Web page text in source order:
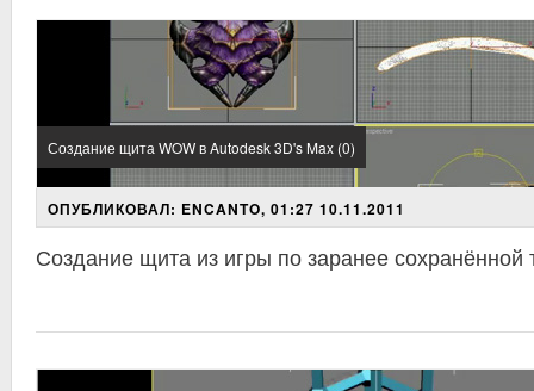
Создание щита WOW в Autodesk 3D's Max (0)
ОПУБЛИКОВАЛ: ENCANTO, 01:27 10.11.2011
Создание щита из игры по заранее сохранённой